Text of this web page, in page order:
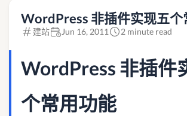
WordPress 非插件实现五个
建站 Jun 16, 2011 2 minute read
WordPress 非插件
个常用功能